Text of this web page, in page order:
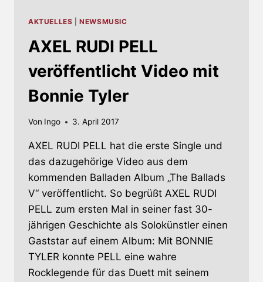
AKTUELLES |NEWSMUSIC
AXEL RUDI PELL
veröffentlicht Video mit
Bonnie Tyler
Von Ingo 3. April 2017
AXEL RUDI PELL hat die erste Single und
das dazugehörige Video aus dem
kommenden Balladen Album „The Ballads
V“ veröffentlicht. So begrüßt AXEL RUDI
PELL zum ersten Mal in seiner fast 30-
jährigen Geschichte als Solokünstler einen
Gaststar auf einem Album: Mit BONNIE
TYLER konnte PELL eine wahre
Rocklegende für das Duett mit seinem